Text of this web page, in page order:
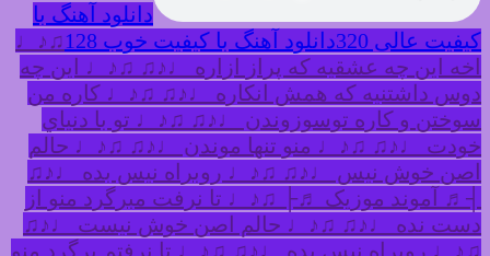
دانلود آهنگ با
کیفیت عالی 320
دانلود آهنگ با کیفیت خوب 128
♫♪♩
اخه اين چه عشقيه كه پراز ازاره ♩♪♫ ♫♪♩ اين چه
دوس داشتنيه كه همش انكاره ♩♪♫ ♫♪♩ كاره من
سوختن و كاره توسوزوندن ♩♪♫ ♫♪♩ تو با دنياي
خودت ♩♪♫ ♫♪♩ منو تنها موندن ♩♪♫ ♫♪♩ حالم
اصن خوش نيس ♩♪♫ ♫♪♩ روبراه نيس بده ♩♪♫
┤♬ آموند موزیک ♬├ ♫♪♩ تا نرفت مبرگرد منو از
دست نده ♩♪♫ ♫♪♩ حالم اصن خوش نيست ♩♪♫
♫♪♩ روبراه نيس بده ♩♪♫ ♫♪♩ تا نرفتم برگرد منو